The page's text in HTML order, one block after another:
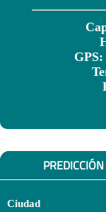
GPS:
Ciudad